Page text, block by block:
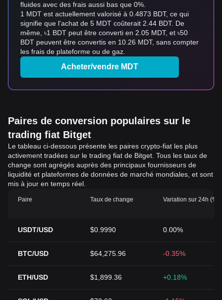
fluides avec des frais aussi bas que 0%.
1 MDT est actuellement valorisé à 0.4873 BDT, ce qui
signifie que l'achat de 5 MDT coûterait 2.44 BDT. De
même, ৳1 BDT peut être converti en 2.05 MDT, et ৳50
BDT peuvent être convertis en 10.26 MDT, sans compter
les frais de plateforme ou de gaz.
Acheter/vendre MDT
Paires de conversion populaires sur le
trading fiat Bitget
Le tableau ci-dessous présente les paires crypto-fiat les plus
activement tradées sur le trading fiat de Bitget. Tous les taux de
change sont agrégés auprès des principaux fournisseurs de
liquidité et plateformes de données de marché mondiales, et sont
mis à jour en temps réel.
Paire Taux de change Variation sur 24h (%)
USDT/USD $0.9990 0.00%
BTC/USD $64,275.96 -0.35%
ETH/USD $1,899.36 +0.18%